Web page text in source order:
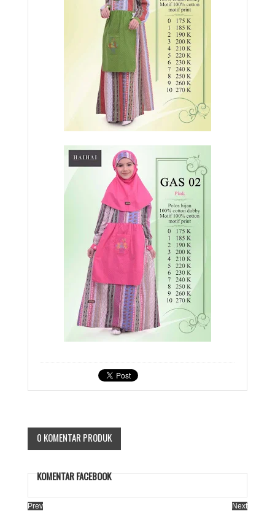
0 KOMENTAR PRODUK
KOMENTAR FACEBOOK
Prev Next